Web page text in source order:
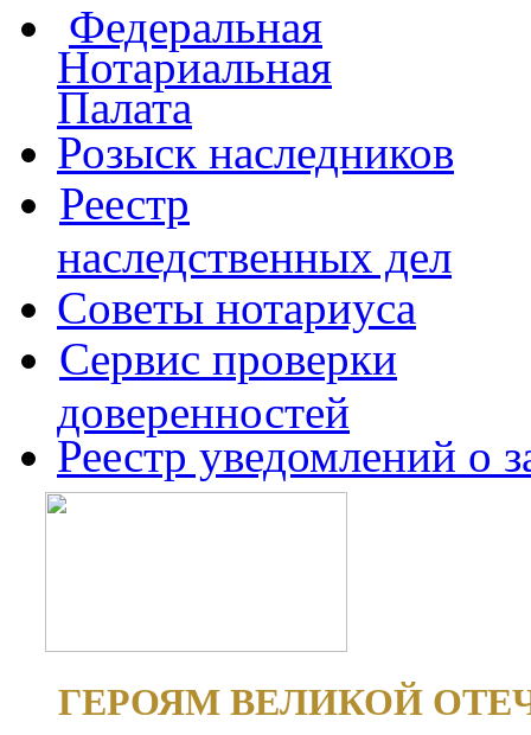
Федеральная
Нотариальная
Палата
Розыск наследников
Реестр
наследственных дел
Советы нотариуса
Сервис проверки
доверенностей
Реестр уведомлений о
ГЕРОЯМ ВЕЛИКОЙ